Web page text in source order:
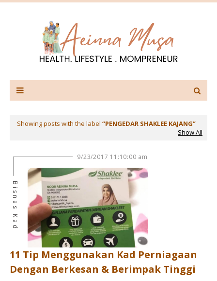
Showing posts with the label
PENGEDAR SHAKLEE KAJANG
Show All
9/23/2017 11:10:00 am
Bisnes Kad
11 Tip Menggunakan Kad Perniagaan
Dengan Berkesan & Berimpak Tinggi